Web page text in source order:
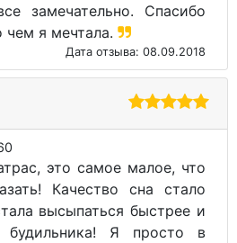
замечательно. Спасибо
чем я мечтала.
Дата отзыва: 08.09.2018
это самое малое, что
Качество сна стало
высыпаться быстрее и
Я просто в